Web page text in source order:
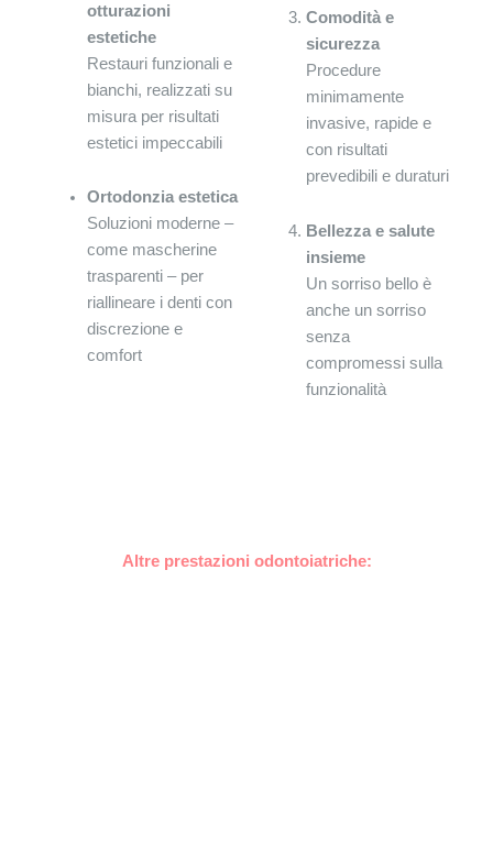
otturazioni
estetiche
Restauri funzionali e
bianchi, realizzati su
misura per risultati
estetici impeccabili
Ortodonzia estetica
Soluzioni moderne –
come mascherine
trasparenti – per
riallineare i denti con
discrezione e
comfort
Comodità e
sicurezza
Procedure
minimamente
invasive, rapide e
con risultati
prevedibili e duraturi
Bellezza e salute
insieme
Un sorriso bello è
anche un sorriso
senza
compromessi sulla
funzionalità
Altre prestazioni odontoiatriche: